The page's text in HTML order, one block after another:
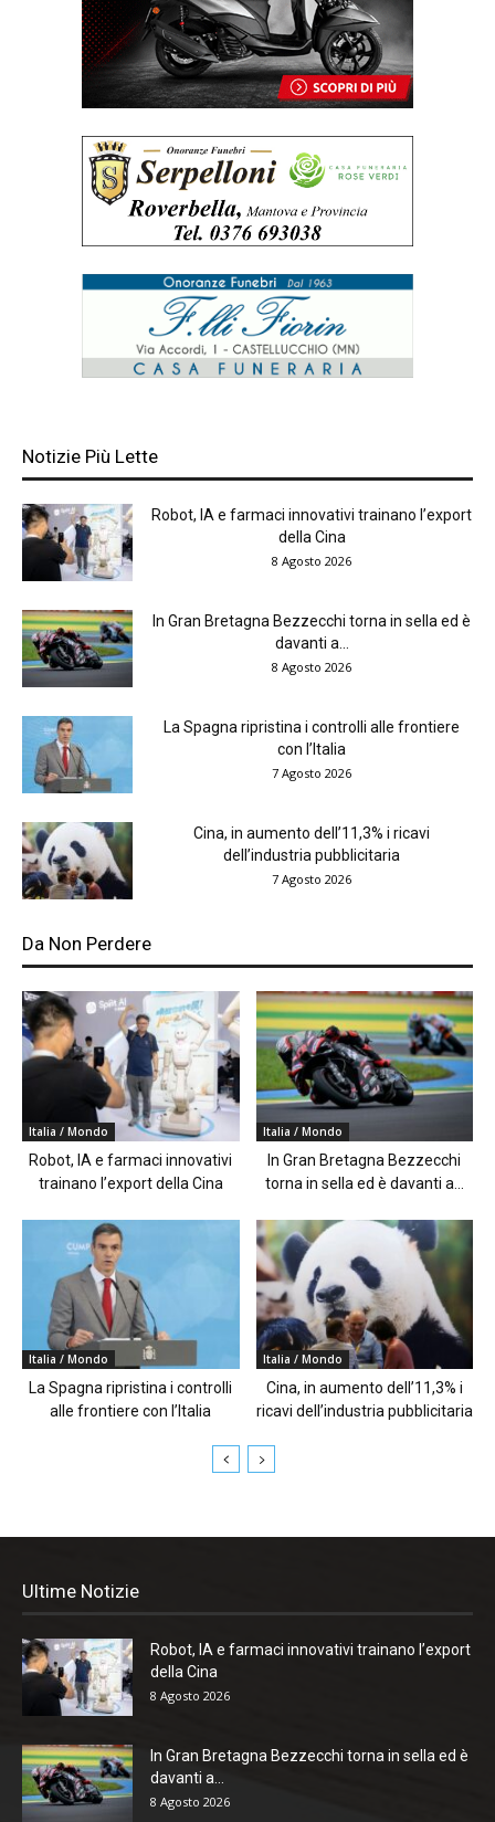
Notizie Più Lette
Robot, IA e farmaci innovativi trainano l’export
della Cina
8 Agosto 2026
In Gran Bretagna Bezzecchi torna in sella ed è
davanti a...
8 Agosto 2026
La Spagna ripristina i controlli alle frontiere
con l’Italia
7 Agosto 2026
Cina, in aumento dell’11,3% i ricavi
dell’industria pubblicitaria
7 Agosto 2026
Da Non Perdere
Italia / Mondo
Robot, IA e farmaci innovativi
trainano l’export della Cina
Italia / Mondo
In Gran Bretagna Bezzecchi
torna in sella ed è davanti a...
Italia / Mondo
La Spagna ripristina i controlli
alle frontiere con l’Italia
Italia / Mondo
Cina, in aumento dell’11,3% i
ricavi dell’industria pubblicitaria
Ultime Notizie
Robot, IA e farmaci innovativi trainano l’export
della Cina
8 Agosto 2026
In Gran Bretagna Bezzecchi torna in sella ed è
davanti a...
8 Agosto 2026